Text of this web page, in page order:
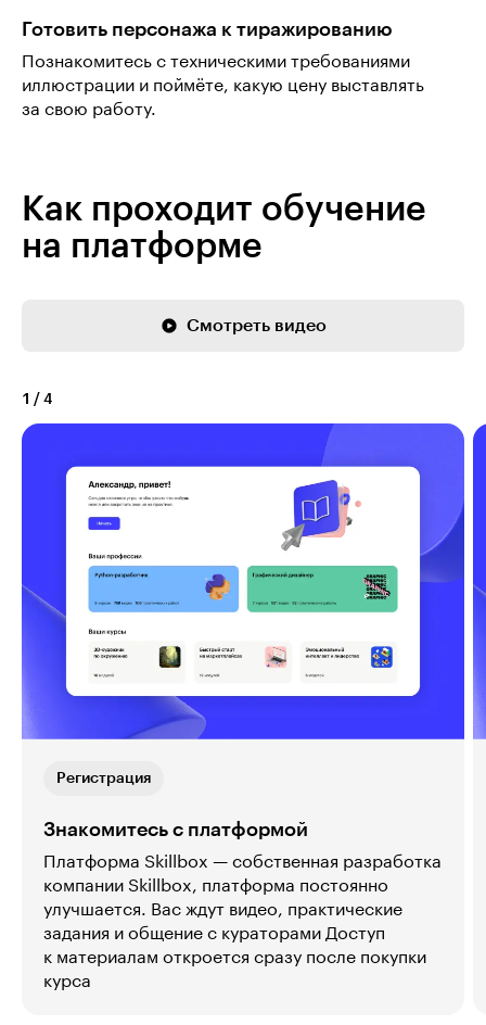
Готовить персонажа к тиражированию
Познакомитесь с техническими требованиями
иллюстрации и поймёте, какую цену выставлять
за свою работу.
Как проходит обучение
на платформе
Смотреть видео
1 / 4
Регистрация
Знакомитесь с платформой
Платформа Skillbox — собственная разработка
компании Skillbox, платформа постоянно
улучшается. Вас ждут видео, практические
задания и общение с кураторами Доступ
к материалам откроется сразу после покупки
курса